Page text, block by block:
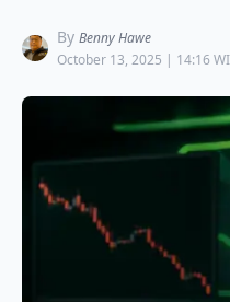
By Benny Hawe
October 13, 2025 | 14:16